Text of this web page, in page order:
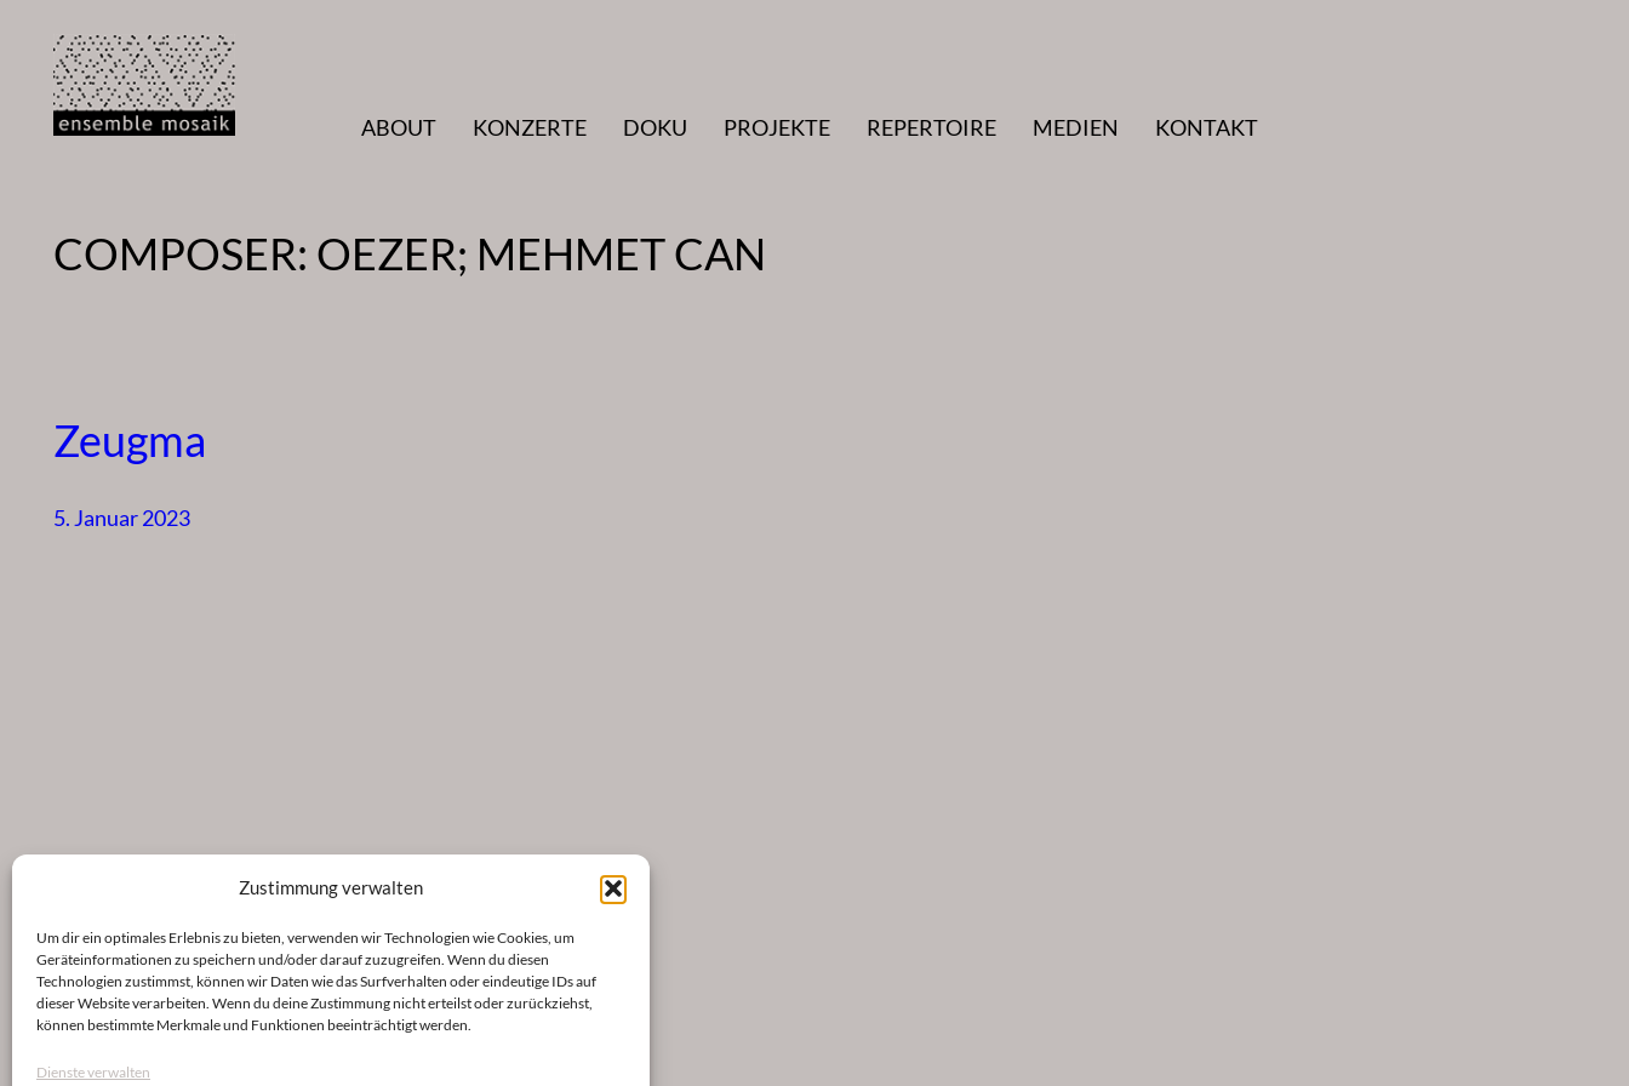
Zustimmung verwalten
Um dir ein optimales Erlebnis zu bieten, verwenden wir Technologien wie Cookies, um
Geräteinformationen zu speichern und/oder darauf zuzugreifen. Wenn du diesen
Technologien zustimmst, können wir Daten wie das Surfverhalten oder eindeutige IDs auf
dieser Website verarbeiten. Wenn du deine Zustimmung nicht erteilst oder zurückziehst,
können bestimmte Merkmale und Funktionen beeinträchtigt werden.
Dienste verwalten
Inhalt
springen
ABOUT
KONZERTE DOKU PROJEKTE REPERTOIRE MEDIEN KONTAKT
COMPOSER: OEZER; MEHMET CAN
Zeugma
5. Januar 2023